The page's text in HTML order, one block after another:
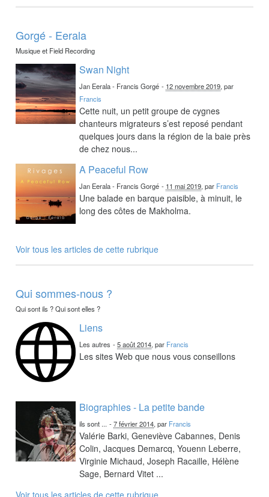
Gorgé - Eerala
Musique et Field Recording
Swan Night
Jan Eerala - Francis Gorgé - 12 novembre 2019, par
Francis
Cette nuit, un petit groupe de cygnes
chanteurs migrateurs s’est reposé pendant
quelques jours dans la région de la baie près
de chez nous...
A Peaceful Row
Jan Eerala - Francis Gorgé - 11 mai 2019, par Francis
Une balade en barque paisible, à minuit, le
long des côtes de Makholma.
Voir tous les articles de cette rubrique
Qui sommes-nous ?
Qui sont ils ? Qui sont elles ?
Liens
Les autres -5 août 2014, par Francis
Les sites Web que nous vous conseillons
Biographies - La petite bande
ils sont ... -7 février 2014, par Francis
Valérie Barki, Geneviève Cabannes, Denis
Colin, Jacques Demarcq, Youenn Leberre,
Virginie Michaud, Joseph Racaille, Hélène
Sage, Bernard Vitet ...
Voir tous les articles de cette rubrique